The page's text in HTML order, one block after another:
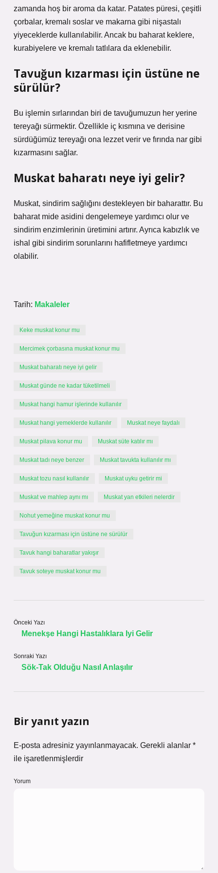
zamanda hoş bir aroma da katar. Patates püresi, çeşitli
çorbalar, kremalı soslar ve makarna gibi nişastalı
yiyeceklerde kullanılabilir. Ancak bu baharat keklere,
kurabiyelere ve kremalı tatlılara da eklenebilir.
Tavuğun kızarması için üstüne ne
sürülür?
Bu işlemin sırlarından biri de tavuğumuzun her yerine
tereyağı sürmektir. Özellikle iç kısmına ve derisine
sürdüğümüz tereyağı ona lezzet verir ve fırında nar gibi
kızarmasını sağlar.
Muskat baharatı neye iyi gelir?
Muskat, sindirim sağlığını destekleyen bir baharattır. Bu
baharat mide asidini dengelemeye yardımcı olur ve
sindirim enzimlerinin üretimini artırır. Ayrıca kabızlık ve
ishal gibi sindirim sorunlarını hafifletmeye yardımcı
olabilir.
Tarih: Makaleler
Keke muskat konur mu
Mercimek çorbasına muskat konur mu
Muskat baharatı neye iyi gelir
Muskat günde ne kadar tüketilmeli
Muskat hangi hamur işlerinde kullanılır
Muskat hangi yemeklerde kullanılır Muskat neye faydalı
Muskat pilava konur mu Muskat süte katılır mı
Muskat tadı neye benzer Muskat tavukta kullanılır mı
Muskat tozu nasıl kullanılır Muskat uyku getirir mi
Muskat ve mahlep aynı mı Muskat yan etkileri nelerdir
Nohut yemeğine muskat konur mu
Tavuğun kızarması için üstüne ne sürülür
Tavuk hangi baharatlar yakışır
Tavuk soteye muskat konur mu
Önceki Yazı
Menekşe Hangi Hastalıklara Iyi Gelir
Sonraki Yazı
Sök-Tak Olduğu Nasıl Anlaşılır
Bir yanıt yazın
E-posta adresiniz yayınlanmayacak. Gerekli alanlar *
ile işaretlenmişlerdir
Yorum